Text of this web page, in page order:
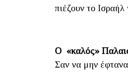
πιέζουν το Ισραήλ
Ο «καλός»
Σαν να μην